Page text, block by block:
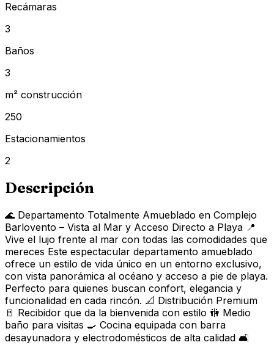
Recámaras
3
Baños
3
m² construcción
250
Estacionamientos
2
Descripción
🌊 Departamento Totalmente Amueblado en Complejo
Barlovento – Vista al Mar y Acceso Directo a Playa 📍
Vive el lujo frente al mar con todas las comodidades que
mereces Este espectacular departamento amueblado
ofrece un estilo de vida único en un entorno exclusivo,
con vista panorámica al océano y acceso a pie de playa.
Perfecto para quienes buscan confort, elegancia y
funcionalidad en cada rincón. 📐 Distribución Premium
🚪 Recibidor que da la bienvenida con estilo 🚻 Medio
baño para visitas 🍳 Cocina equipada con barra
desayunadora y electrodomésticos de alta calidad 🛋